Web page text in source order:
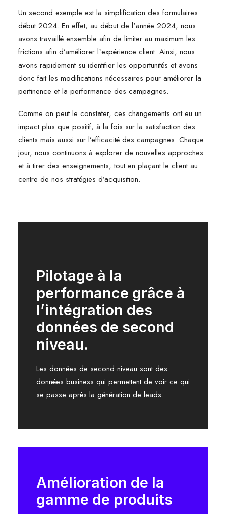
Un second exemple est la simplification des formulaires
début 2024. En effet, au début de lʼannée 2024, nous
avons travaillé ensemble afin de limiter au maximum les
frictions afin d’améliorer lʼexpérience client. Ainsi, nous
avons rapidement su identifier les opportunités et avons
donc fait les modifications nécessaires pour améliorer la
pertinence et la performance des campagnes.
Comme on peut le constater, ces changements ont eu un
impact plus que positif, à la fois sur la satisfaction des
clients mais aussi sur l’efficacité des campagnes. Chaque
jour, nous continuons à explorer de nouvelles approches
et à tirer des enseignements, tout en plaçant le client au
centre de nos stratégies d’acquisition.
Pilotage à la
performance grâce à
l’intégration des
données de second
niveau.
Les données de second niveau sont des
données business qui permettent de voir ce qui
se passe après la génération de leads.
Amélioration de la
gamme de produits